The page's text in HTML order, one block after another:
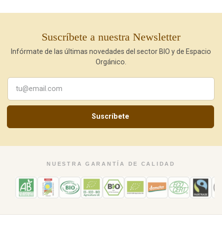
Suscríbete a nuestra Newsletter
Infórmate de las últimas novedades del sector BIO y de Espacio
Orgánico.
Suscríbete
NUESTRA GARANTÍA DE CALIDAD